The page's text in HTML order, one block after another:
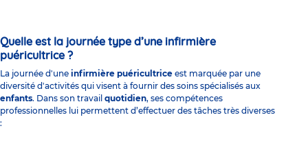
Quelle est la journée type d’une infirmière
puéricultrice ?
La journée d'une infirmière puéricultrice est marquée par une
diversité d'activités qui visent à fournir des soins spécialisés aux
enfants. Dans son travail quotidien, ses compétences
professionnelles lui permettent d’effectuer des tâches très diverses
: